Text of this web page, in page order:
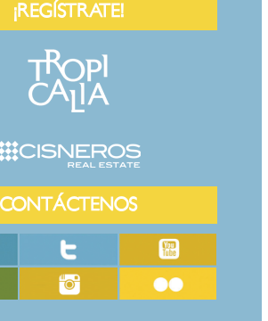
¡REGÍSTRATE!
CONTÁCTENOS